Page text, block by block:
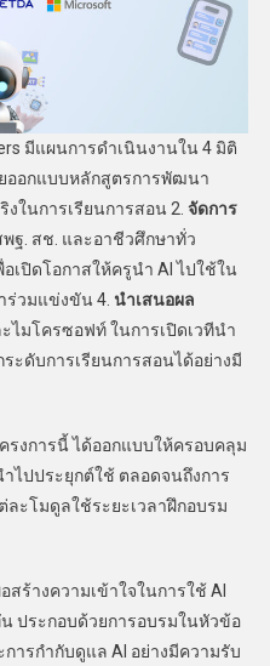
มีแผนการดำเนินงานใน 4 มิติ
ออกแบบหลักสูตรการพัฒนา
ในการเรียนการสอน 2. จัดการ
ฐ. สช. และอาชีวศึกษาทั่ว
อเปิดโอกาสให้ครูนำ AI ไปใช้ใน
ร่วมแข่งขัน 4. นำเสนอผล
มโครซอฟท์ ในการเปิดเวทีนำ
ะดับการเรียนการสอนได้อย่างมี
การนี้ ได้ออกแบบให้ครอบคลุม
ไปประยุกต์ใช้ ตลอดจนถึงการ
ละโมดูลใช้ระยะเวลาฝึกอบรม
อสร้างความเข้าใจในการใช้ AI
ประกอบด้วยการอบรมในหัวข้อ
ารกำกับดูแล AI อย่างมีความรับ